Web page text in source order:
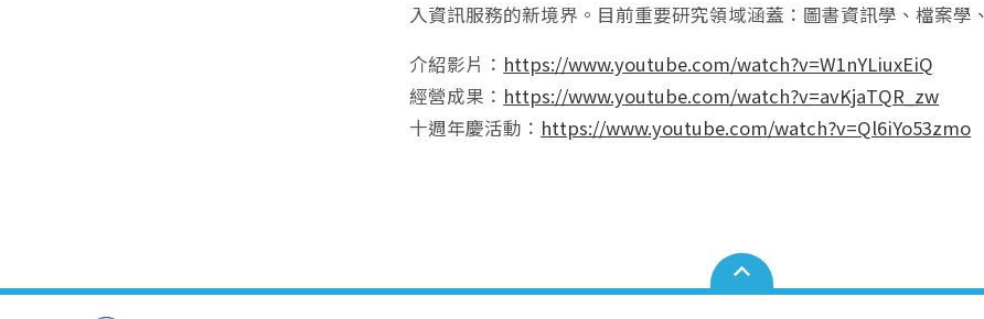
入資訊服務的新境界。目前重要研究領域涵蓋：圖書資訊學、檔案學
介紹影片： https://www.youtube.com/watch?v=W1nYLiuxEiQ
經營成果： https://www.youtube.com/watch?v=avKjaTQR_zw
十週年慶活動： https://www.youtube.com/watch?v=Ql6iYo53zmo